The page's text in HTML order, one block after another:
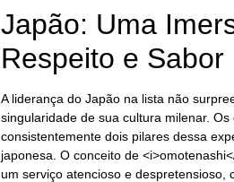
Japão: Uma
Respeito e Sabor
A liderança do Japão na lista não
singularidade de sua cultura milenar.
consistentemente dois pilares dessa
japonesa. O conceito de
um serviço atencioso e despretensioso,